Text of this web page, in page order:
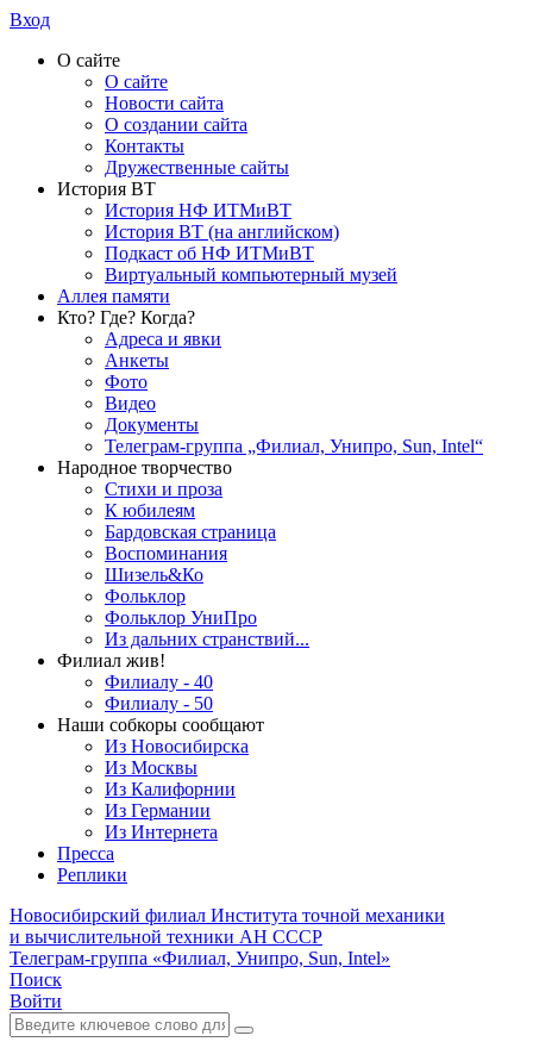
Вход
О сайте
О сайте
Новости сайта
О создании сайта
Контакты
Дружественные сайты
История ВТ
История НФ ИТМиВТ
История ВТ (на английском)
Подкаст об НФ ИТМиВТ
Виртуальный компьютерный музей
Аллея памяти
Кто? Где? Когда?
Адреса и явки
Анкеты
Фото
Видео
Документы
Телеграм-группа „Филиал, Унипро, Sun, Intel“
Народное творчество
Стихи и проза
К юбилеям
Бардовская страница
Воспоминания
Шизель&Ко
Фольклор
Фольклор УниПро
Из дальних странствий...
Филиал жив!
Филиалу - 40
Филиалу - 50
Наши собкоры сообщают
Из Новосибирска
Из Москвы
Из Калифорнии
Из Германии
Из Интернета
Пресса
Реплики
Новосибирский филиал Института точной механики
и вычислительной техники АН СССР
Телеграм-группа «Филиал, Унипро, Sun, Intel»
Поиск
Войти